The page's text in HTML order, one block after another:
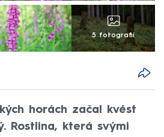
5 fotografií
horách začal kvést
Rostlina, která svými